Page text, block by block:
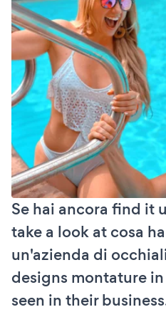
Se hai ancora find it
take a look at cosa
un'azienda di
designs montature
seen in their